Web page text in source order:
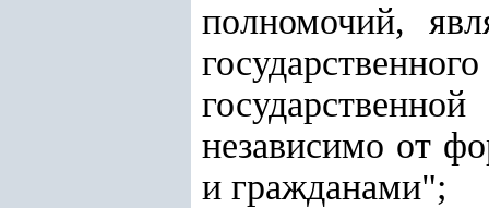
полномочий,
независимо от
и гражданами";